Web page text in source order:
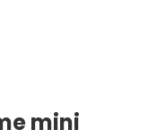
mini